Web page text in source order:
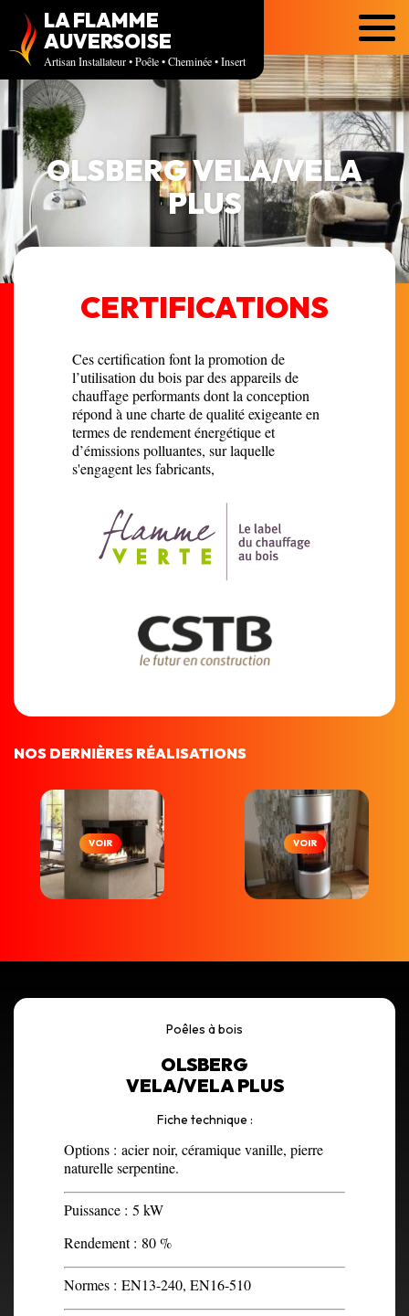
LA FLAMME
AUVERSOISE
Artisan Installateur • Poêle • Cheminée • Insert
Menu
OLSBERG VELA/VELA
PLUS
CERTIFICATIONS
Ces certification font la promotion de
l’utilisation du bois par des appareils de
chauffage performants dont la conception
répond à une charte de qualité exigeante en
termes de rendement énergétique et
d’émissions polluantes, sur laquelle
s'engagent les fabricants,
NOS DERNIÈRES RÉALISATIONS
VOIR VOIR
Poêles à bois
OLSBERG
VELA/VELA PLUS
Fiche technique :
Options : acier noir, céramique vanille, pierre
naturelle serpentine.
Puissance : 5 kW
Rendement : 80 %
Normes : EN13-240, EN16-510